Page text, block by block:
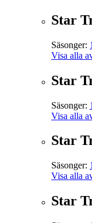
Star
Säsonger: 1
Visa alla
Star
Säsonger: 1
Visa alla
Star
Säsonger: 1
Visa alla
Star